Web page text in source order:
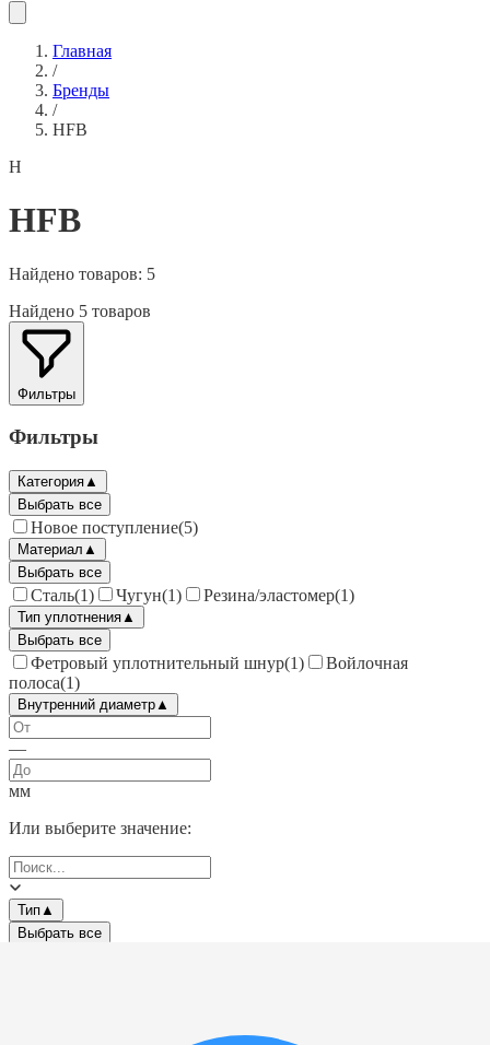
Главная
/
Бренды
/
HFB
H
HFB
Найдено товаров: 5
Найдено 5 товаров
Фильтры
Фильтры
Категория▲
Выбрать все
Новое поступление(5)
Материал ▲
Выбрать все
Сталь(1) Чугун(1) Резина/эластомер(1)
Тип уплотнения▲
Выбрать все
Фетровый уплотнительный шнур(1)
Войлочная
полоса(1)
Внутренний диаметр▲
—
мм
Или выберите значение:
Тип▲
Выбрать все